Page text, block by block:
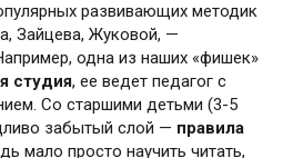
развивающих методик
Зайцева, Жуковой, —
одна из наших «фишек»
студия, ее ведет педагог с
Со старшими детьми (3-5
забытый слой — правила
мало просто научить читать,